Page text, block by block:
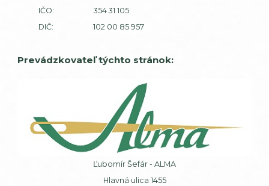
IČO: 354 31 105
DIČ: 102 00 85 957
Prevádzkovateľ týchto stránok:
Ľubomír Šefár - ALMA
Hlavná ulica 1455